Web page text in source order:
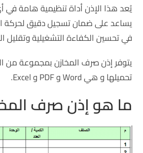
يُعد هذا الإذن أداة تنظيمية هامة في
يساعد على ضمان تسجيل دقيق لحركة
في تحسين الكفاءة التشغيلية وتقليل
يتوفر إذن صرف المخازن بمجموعة من
تحميلها و هي Word و PDF و Excel.
ما هو إذن صرف